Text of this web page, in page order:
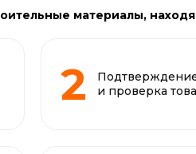
материалы,
и проверка